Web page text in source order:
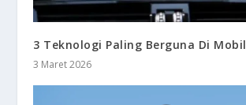
3 Teknologi Paling Berguna Di Mobil
3 Maret 2026